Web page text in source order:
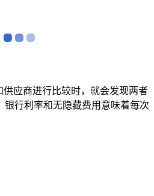
应商进行比较时，就会发现两者
银行利率和无隐藏费用意味着每次